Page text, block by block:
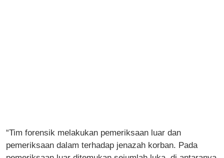
“Tim forensik melakukan pemeriksaan luar dan
pemeriksaan dalam terhadap jenazah korban. Pada